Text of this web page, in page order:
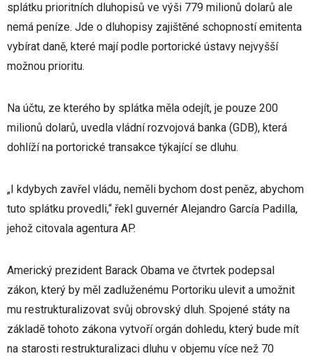
splátku prioritních dluhopisů ve výši 779 milionů dolarů ale
nemá peníze. Jde o dluhopisy zajištěné schopností emitenta
vybírat daně, které mají podle portorické ústavy nejvyšší
možnou prioritu.
Na účtu, ze kterého by splátka měla odejít, je pouze 200
milionů dolarů, uvedla vládní rozvojová banka (GDB), která
dohlíží na portorické transakce týkající se dluhu.
„I kdybych zavřel vládu, neměli bychom dost peněz, abychom
tuto splátku provedli,“ řekl guvernér Alejandro García Padilla,
jehož citovala agentura AP.
Americký prezident Barack Obama ve čtvrtek podepsal
zákon, který by měl zadluženému Portoriku ulevit a umožnit
mu restrukturalizovat svůj obrovský dluh. Spojené státy na
základě tohoto zákona vytvoří orgán dohledu, který bude mít
na starosti restrukturalizaci dluhu v objemu více než 70